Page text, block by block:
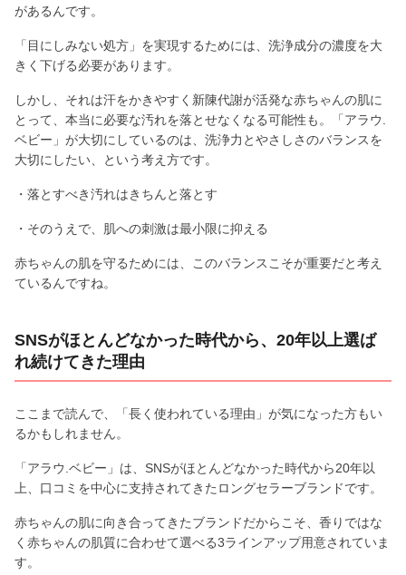
があるんです。
「目にしみない処方」を実現するためには、洗浄成分の濃度を大
きく下げる必要があります。
しかし、それは汗をかきやすく新陳代謝が活発な赤ちゃんの肌に
とって、本当に必要な汚れを落とせなくなる可能性も。「アラウ.
ベビー」が大切にしているのは、洗浄力とやさしさのバランスを
大切にしたい、という考え方です。
・落とすべき汚れはきちんと落とす
・そのうえで、肌への刺激は最小限に抑える
赤ちゃんの肌を守るためには、このバランスこそが重要だと考え
ているんですね。
SNSがほとんどなかった時代から、20年以上選ば
れ続けてきた理由
ここまで読んで、「長く使われている理由」が気になった方もい
るかもしれません。
「アラウ.ベビー」は、SNSがほとんどなかった時代から20年以
上、口コミを中心に支持されてきたロングセラーブランドです。
赤ちゃんの肌に向き合ってきたブランドだからこそ、香りではな
く赤ちゃんの肌質に合わせて選べる3ラインアップ用意されていま
す。